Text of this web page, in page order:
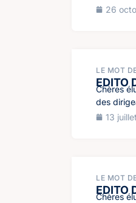
26
LE MOT
EDITO
Chères
des
13
LE MOT
EDITO
Chères